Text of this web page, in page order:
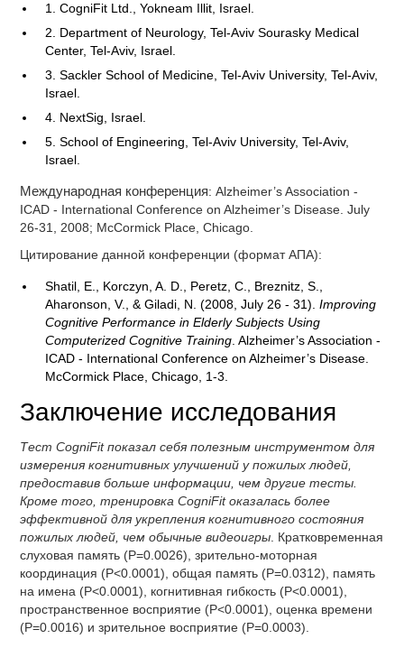
1. CogniFit Ltd., Yokneam Illit, Israel.
2. Department of Neurology, Tel-Aviv Sourasky Medical
Center, Tel-Aviv, Israel.
3. Sackler School of Medicine, Tel-Aviv University, Tel-Aviv,
Israel.
4. NextSig, Israel.
5. School of Engineering, Tel-Aviv University, Tel-Aviv,
Israel.
Международная конференция: Alzheimer’s Association -
ICAD - International Conference on Alzheimer’s Disease. July
26-31, 2008; McCormick Place, Chicago.
Цитирование данной конференции (формат АПА):
Shatil, E., Korczyn, A. D., Peretz, C., Breznitz, S.,
Aharonson, V., & Giladi, N. (2008, July 26 - 31).Improving
Cognitive Performance in Elderly Subjects Using
Computerized Cognitive Training . Alzheimer’s Association -
ICAD - International Conference on Alzheimer’s Disease.
McCormick Place, Chicago, 1-3.
Заключение исследования
Тест CogniFit показал себя полезным инструментом для
измерения когнитивных улучшений у пожилых людей,
предоставив больше информации, чем другие тесты.
Кроме того, тренировка CogniFit оказалась более
эффективной для укрепления когнитивного состояния
пожилых людей, чем обычные видеоигры . Кратковременная
слуховая память (P=0.0026), зрительно-моторная
координация (P<0.0001), общая память (P=0.0312), память
на имена (P<0.0001), когнитивная гибкость (P<0.0001),
пространственное восприятие (P<0.0001), оценка времени
(P=0.0016) и зрительное восприятие (P=0.0003).